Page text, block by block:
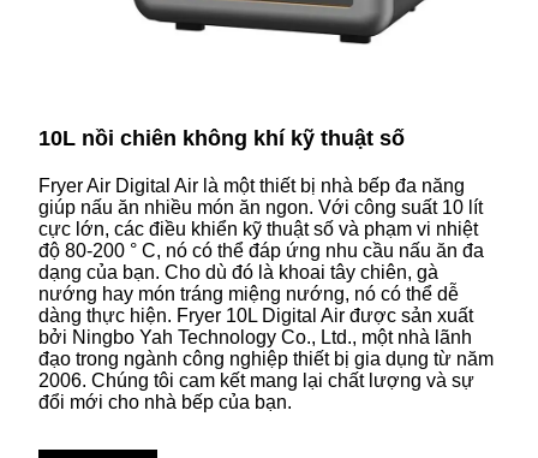
10L nồi chiên không khí kỹ thuật số
Fryer Air Digital Air là một thiết bị nhà bếp đa năng
giúp nấu ăn nhiều món ăn ngon. Với công suất 10 lít
cực lớn, các điều khiển kỹ thuật số và phạm vi nhiệt
độ 80-200 ° C, nó có thể đáp ứng nhu cầu nấu ăn đa
dạng của bạn. Cho dù đó là khoai tây chiên, gà
nướng hay món tráng miệng nướng, nó có thể dễ
dàng thực hiện. Fryer 10L Digital Air được sản xuất
bởi Ningbo Yah Technology Co., Ltd., một nhà lãnh
đạo trong ngành công nghiệp thiết bị gia dụng từ năm
2006. Chúng tôi cam kết mang lại chất lượng và sự
đổi mới cho nhà bếp của bạn.